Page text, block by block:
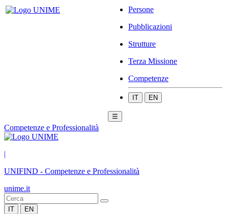
Persone
Pubblicazioni
Strutture
Terza Missione
Competenze
IT EN
☰
Competenze e Professionalità
|
UNIFIND - Competenze e Professionalità
unime.it
IT EN